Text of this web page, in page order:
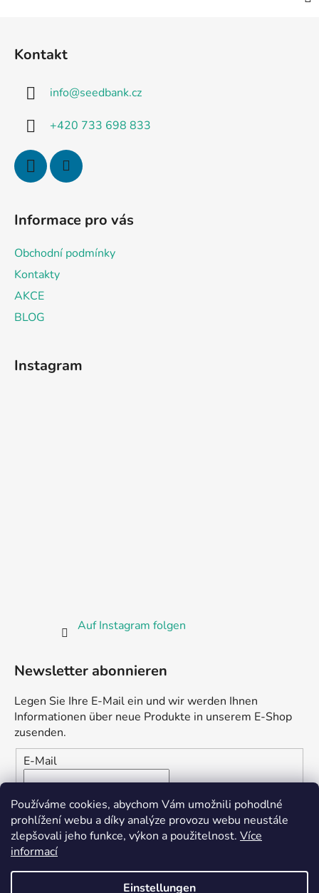
Používáme cookies, abychom Vám umožnili pohodlné
prohlížení webu a díky analýze provozu webu neustále
zlepšovali jeho funkce, výkon a použitelnost. Více
informací
Einstellungen
Kontakt
info@seedbank.cz
+420 733 698 833
Informace pro vás
Obchodní podmínky
Kontakty
AKCE
BLOG
Instagram
Auf Instagram folgen
Newsletter abonnieren
Legen Sie Ihre E-Mail ein und wir werden Ihnen
Informationen über neue Produkte in unserem E-Shop
zusenden.
E-Mail
Vložením e-mailu souhlasíte s
podmínkami ochrany
osobních údajů
ANMELDEN